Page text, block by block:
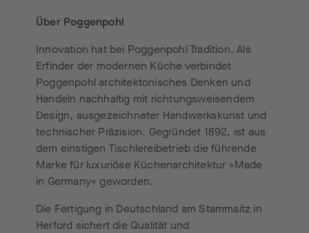
Über Poggenpohl
Innovation hat bei Poggenpohl Tradition. Als
Erfinder der modernen Küche verbindet
Poggenpohl architektonisches Denken und
Handeln nachhaltig mit richtungsweisendem
Design, ausgezeichneter Handwerkskunst und
technischer Präzision. Gegründet 1892, ist aus
dem einstigen Tischlereibetrieb die führende
Marke für luxuriöse Küchenarchitektur »Made
in Germany« geworden.
Die Fertigung in Deutschland am Stammsitz in
Herford sichert die Qualität und